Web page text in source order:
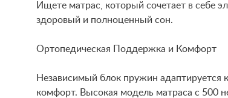
Ищете матрас, который сочетает в себе
здоровый и полноценный сон.
Ортопедическая Поддержка и Комфорт
Независимый блок пружин адаптируется
комфорт. Высокая модель матраса с 500